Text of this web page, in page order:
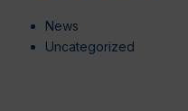
News
Uncategorized